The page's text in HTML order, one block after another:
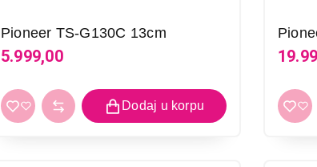
Pioneer TS-G130C 13cm
5.999,00